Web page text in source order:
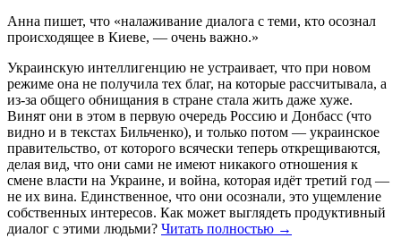
Анна пишет, что «налаживание диалога с теми, кто осознал
происходящее в Киеве, — очень важно.»
Украинскую интеллигенцию не устраивает, что при новом
режиме она не получила тех благ, на которые рассчитывала, а
из-за общего обнищания в стране стала жить даже хуже.
Винят они в этом в первую очередь Россию и Донбасс (что
видно и в текстах Бильченко), и только потом — украинское
правительство, от которого всячески теперь открещиваются,
делая вид, что они сами не имеют никакого отношения к
смене власти на Украине, и война, которая идёт третий год —
не их вина. Единственное, что они осознали, это ущемление
собственных интересов. Как может выглядеть продуктивный
диалог с этими людьми? Читать полностью →